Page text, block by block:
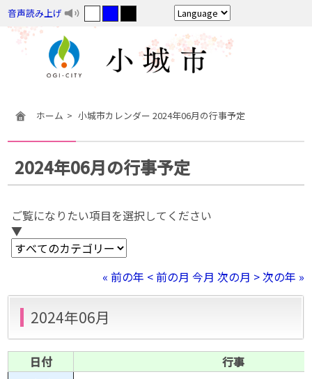
音声読み上げ
ホーム 小城市カレンダー 2024年06月の行事予定
2024年06月の行事予定
ご覧になりたい項目を選択してください
▼
« 前の年 < 前の月 今月 次の月 >次の年 »
2024年06月
日付 行事